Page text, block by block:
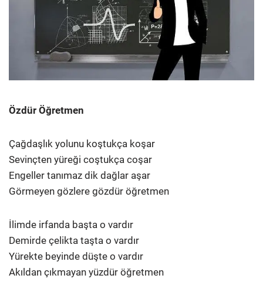
Özdür Öğretmen
Çağdaşlık yolunu koştukça koşar
Sevinçten yüreği coştukça coşar
Engeller tanımaz dik dağlar aşar
Görmeyen gözlere gözdür öğretmen
İlimde irfanda başta o vardır
Demirde çelikta taşta o vardır
Yürekte beyinde düşte o vardır
Akıldan çıkmayan yüzdür öğretmen